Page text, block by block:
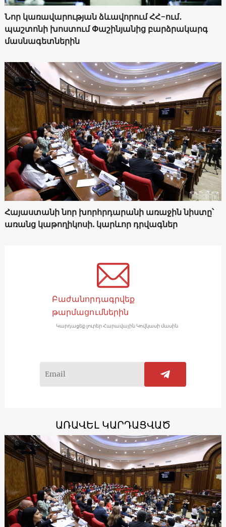
Նոր կառավարության ձևավորում ՀՀ-ում․
պաշտոնի խոստում Փաշինյանից բարձրակարգ
մասնագետներին
Հայաստանի նոր խորհրդարանի առաջին նիստը՝
առանց կաթողիկոսի. կարևոր դրվագներ
Բաժանորդագրվեք
թարմացումներին
Կարդացեք լուրեր Հարավային Կովկասի մասին
ԱՌԱՎԵԼ ԿԱՐԴԱՑՎԱԾ